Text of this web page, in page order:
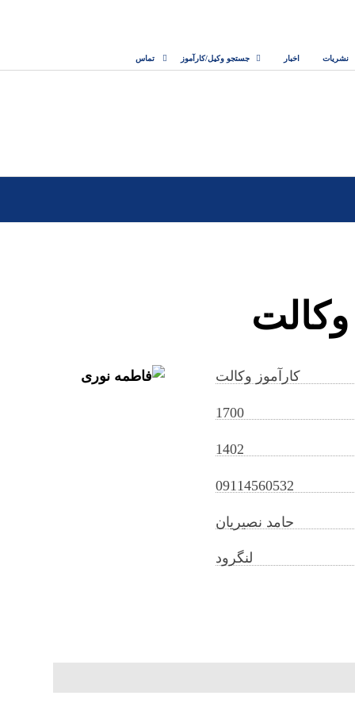
نشریات اخبار جستجو وکیل/کارآموز تماس
کارآموز وکالت
1700
1402
09114560532
حامد نصیریان
لنگرود